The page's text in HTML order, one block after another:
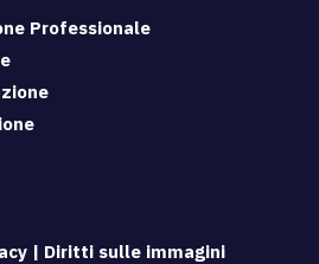
Professionale
| Diritti sulle immagini